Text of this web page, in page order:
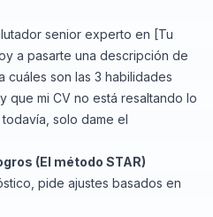
senior experto en [Tu
a pasarte una descripción de
cuáles son las 3 habilidades
que mi CV no está resaltando lo
solo dame el
(El método STAR)
pide ajustes basados en